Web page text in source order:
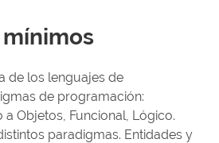
de los lenguajes de
de programación:
Objetos, Funcional, Lógico.
paradigmas. Entidades y